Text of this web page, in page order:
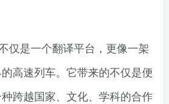
仅是一个翻译平台，更像一架
高速列车。它带来的不仅是便
跨越国家、文化、学科的合作